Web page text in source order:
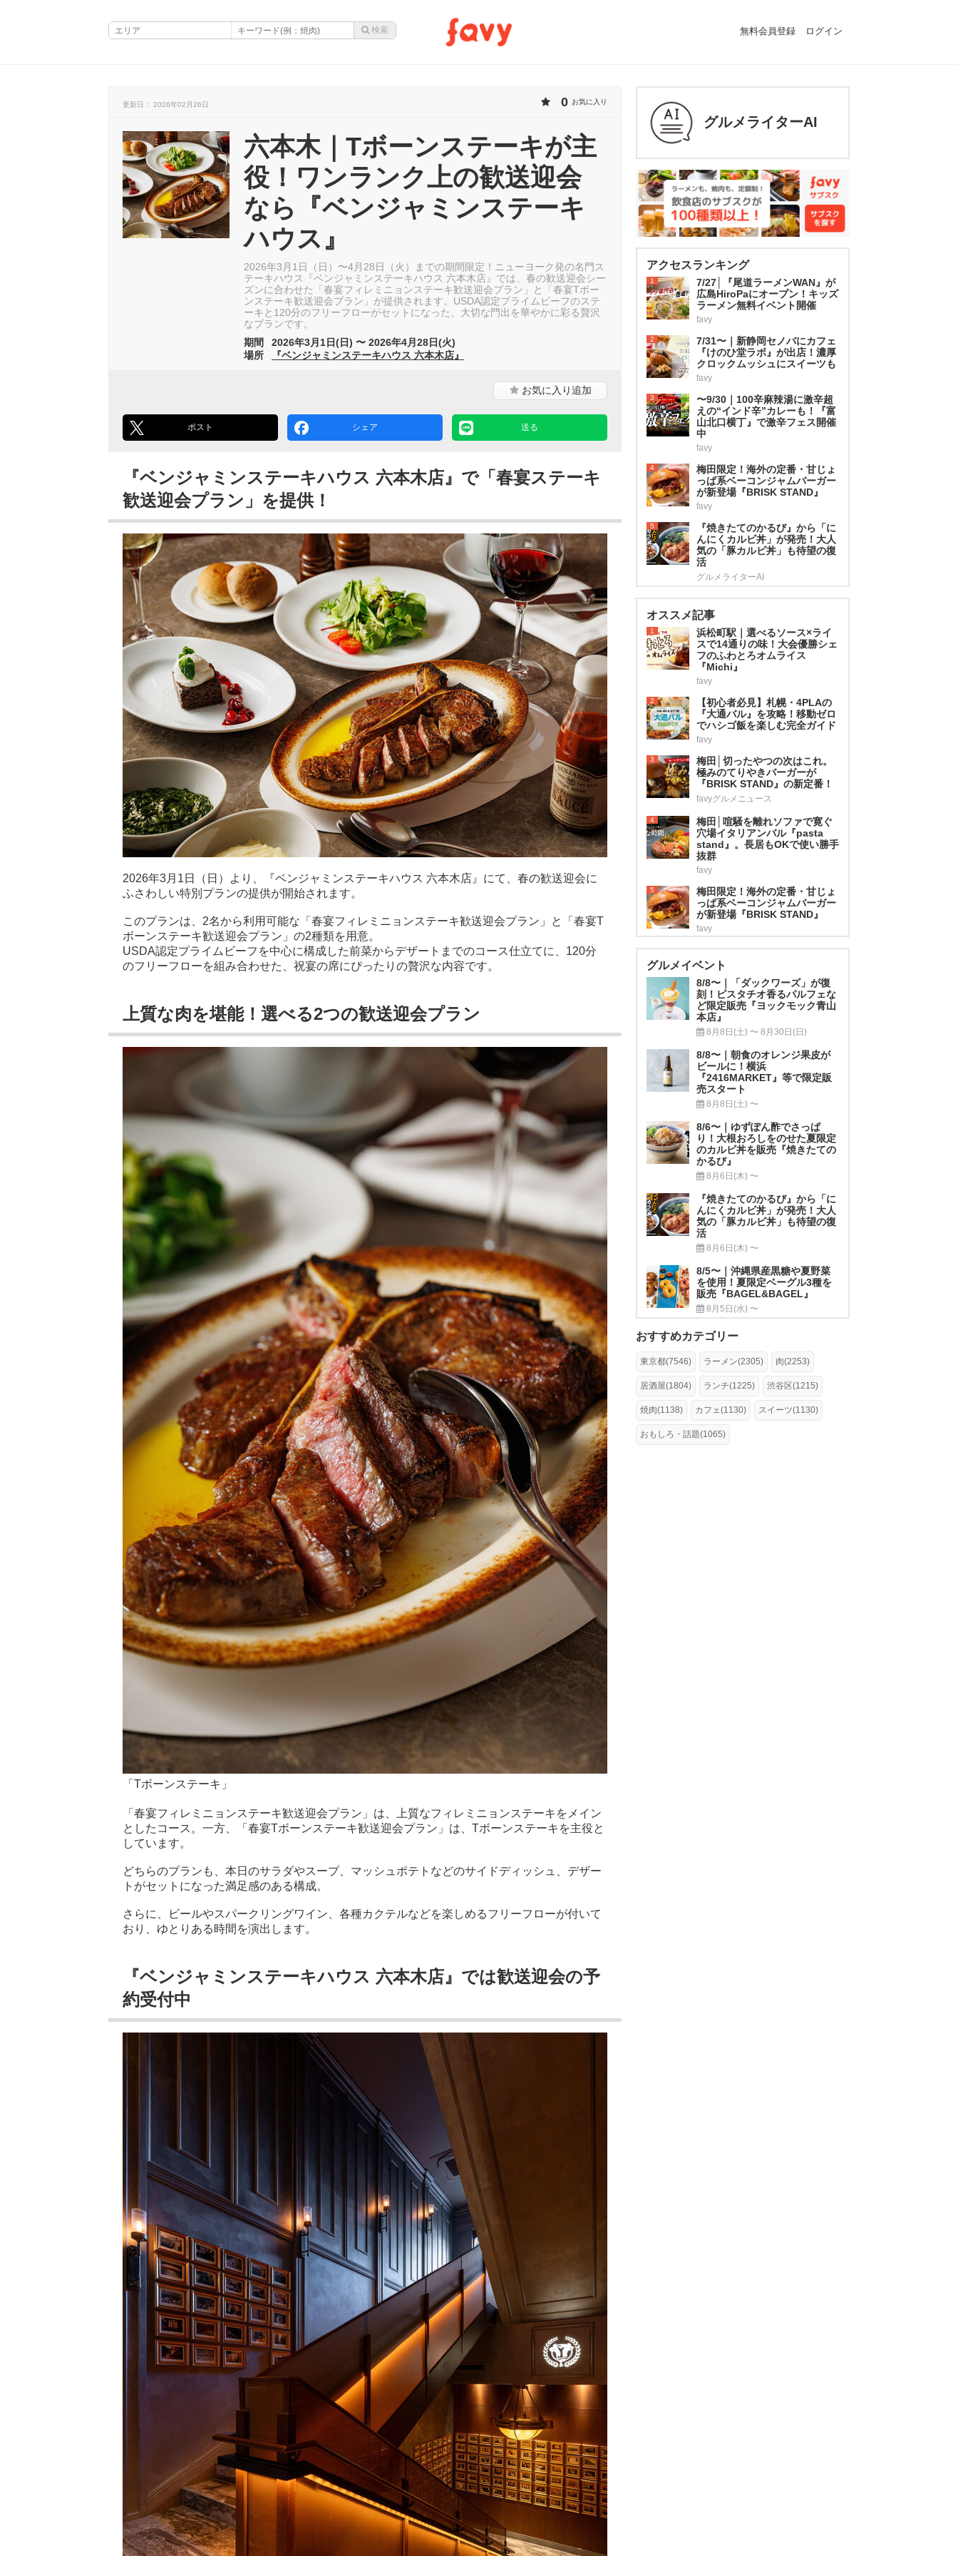
無料会員登録 ログイン
更新日： 2026年02月26日 0 お気に入り
六本木｜Tボーンステーキが主
役！ワンランク上の歓送迎会
なら『ベンジャミンステーキ
ハウス』
2026年3月1日（日）〜4月28日（火）までの期間限定！ニューヨーク発の名門ス
テーキハウス『ベンジャミンステーキハウス 六本木店』では、春の歓送迎会シー
ズンに合わせた「春宴フィレミニョンステーキ歓送迎会プラン」と「春宴Tボー
ンステーキ歓送迎会プラン」が提供されます。USDA認定プライムビーフのステ
ーキと120分のフリーフローがセットになった、大切な門出を華やかに彩る贅沢
なプランです。
期間
2026年3月1日(日) 〜 2026年4月28日(火)
場所
『ベンジャミンステーキハウス 六本木店』
お気に入り追加
ポスト シェア 送る
『ベンジャミンステーキハウス 六本木店』で「春宴ステーキ
歓送迎会プラン」を提供！
2026年3月1日（日）より、『ベンジャミンステーキハウス 六本木店』にて、春の歓送迎会に
ふさわしい特別プランの提供が開始されます。
このプランは、2名から利用可能な「春宴フィレミニョンステーキ歓送迎会プラン」と「春宴T
ボーンステーキ歓送迎会プラン」の2種類を用意。
USDA認定プライムビーフを中心に構成した前菜からデザートまでのコース仕立てに、120分
のフリーフローを組み合わせた、祝宴の席にぴったりの贅沢な内容です。
上質な肉を堪能！選べる2つの歓送迎会プラン
「Tボーンステーキ」
「春宴フィレミニョンステーキ歓送迎会プラン」は、上質なフィレミニョンステーキをメイン
としたコース。一方、「春宴Tボーンステーキ歓送迎会プラン」は、Tボーンステーキを主役と
しています。
どちらのプランも、本日のサラダやスープ、マッシュポテトなどのサイドディッシュ、デザー
トがセットになった満足感のある構成。
さらに、ビールやスパークリングワイン、各種カクテルなどを楽しめるフリーフローが付いて
おり、ゆとりある時間を演出します。
『ベンジャミンステーキハウス 六本木店』では歓送迎会の予
約受付中
グルメライターAI
アクセスランキング
1
7/27│『尾道ラーメンWAN』が
広島HiroPaにオープン！キッズ
ラーメン無料イベント開催
favy
2
7/31〜｜新静岡セノバにカフェ
『けのひ堂ラボ』が出店！濃厚
クロックムッシュにスイーツも
favy
3
〜9/30｜100辛麻辣湯に激辛超
えの“インド辛”カレーも！『富
山北口横丁』で激辛フェス開催
中
favy
4
梅田限定！海外の定番・甘じょ
っぱ系ベーコンジャムバーガー
が新登場『BRISK STAND』
favy
5
『焼きたてのかるび』から「に
んにくカルビ丼」が発売！大人
気の「豚カルビ丼」も待望の復
活
グルメライターAI
オススメ記事
1
浜松町駅｜選べるソース×ライ
スで14通りの味！大会優勝シェ
フのふわとろオムライス
『Michi』
favy
2
【初心者必見】札幌・4PLAの
『大通バル』を攻略！移動ゼロ
でハシゴ飯を楽しむ完全ガイド
favy
3
梅田│切ったやつの次はこれ。
極みのてりやきバーガーが
『BRISK STAND』の新定番！
favyグルメニュース
4
梅田│喧騒を離れソファで寛ぐ
穴場イタリアンバル『pasta
stand』。長居もOKで使い勝手
抜群
favy
5
梅田限定！海外の定番・甘じょ
っぱ系ベーコンジャムバーガー
が新登場『BRISK STAND』
favy
グルメイベント
8/8〜｜「ダックワーズ」が復
刻！ピスタチオ香るパルフェな
ど限定販売『ヨックモック青山
本店』
8月8日(土) 〜 8月30日(日)
8/8〜｜朝食のオレンジ果皮が
ビールに！横浜
『2416MARKET』等で限定販
売スタート
8月8日(土) 〜
8/6〜｜ゆずぽん酢でさっぱ
り！大根おろしをのせた夏限定
のカルビ丼を販売『焼きたての
かるび』
8月6日(木) 〜
『焼きたてのかるび』から「に
んにくカルビ丼」が発売！大人
気の「豚カルビ丼」も待望の復
活
8月6日(木) 〜
8/5〜｜沖縄県産黒糖や夏野菜
を使用！夏限定ベーグル3種を
販売『BAGEL&BAGEL』
8月5日(水) 〜
おすすめカテゴリー
東京都(7546) ラーメン(2305) 肉(2253)
居酒屋(1804) ランチ(1225) 渋谷区(1215)
焼肉(1138) カフェ(1130) スイーツ(1130)
おもしろ・話題(1065)